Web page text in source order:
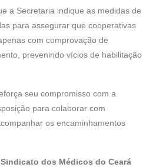
a Secretaria indique as medidas de
para assegurar que cooperativas
com comprovação de
prevenindo vícios de habilitação
seu compromisso com a
para colaborar com
os encaminhamentos
dos Médicos do Ceará